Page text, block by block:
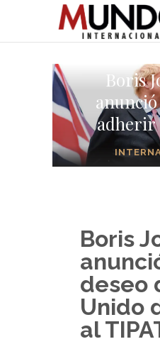
Boris
anunció
adherir
Boris
deseo
Unido
al